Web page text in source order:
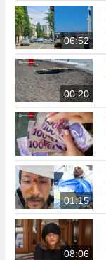
06:52
00:20
01:15
08:06